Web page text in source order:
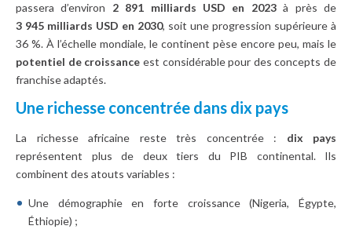
passera d’environ 2 891 milliards USD en 2023à près de
3 945 milliards USD en 2030, soit une progression supérieure à
36 %. À l’échelle mondiale, le continent pèse encore peu, mais le
potentiel de croissance est considérable pour des concepts de
franchise adaptés.
Une richesse concentrée dans dix pays
La richesse africaine reste très concentrée : dix pays
représentent plus de deux tiers du PIB continental. Ils
combinent des atouts variables :
Une démographie en forte croissance (Nigeria, Égypte,
Éthiopie) ;